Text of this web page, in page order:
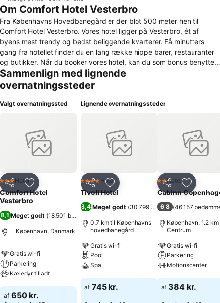
Om Comfort Hotel Vesterbro
Fra Københavns Hovedbanegård er der blot 500 meter hen til
Comfort Hotel Vesterbro. Vores hotel ligger på Vesterbro, ét af
byens mest trendy og bedst beliggende kvarterer. Få minutters
gang fra hotellet finder du en lang række hippe barer, restauranter
og butikker. Når du booker vores hotel, kan du som bonus benytte
vores trådløse internet uden ekstra omkostninger, og vi inkluderer
også økologisk kaffe i prisen. Københavns mest trendy bydel
Comfort Hotel Vesterbro ligger på Vesterbrogade i Københavns mest
trendy bydel, Vesterbro. Nedslidte 60’er-boliger prægede tidligere
små torve, og er du til shopping i København, skal du helt sikkert
forbi Vesterbro.
Sammenlign med lignende
overnatningssteder
Valgt overnatningssted
Del Føj til favoritter
3 Stjerner
Hotel
Comfort Hotel
Vesterbro
8,1 Meget godt (18.501 bedømmelser
København, Danmark
Gratis wi-fi
Parkering
Kæledyr tilladt
Se priser
af 650 kr.
Lignende overnatningssteder
Del Føj til favoritter
4 StjernerHotel
Tivoli Hotel
8,4 Meget godt (30.799 bedømmelser)
0.7 km til Københavns
hovedbanegård
Gratis wi-fi
Pool
Spa
Se priser
af 745 kr.
Del Føj til
2 Stjerner
Hotel
Cabinn
6,8 (46.157
København, 1.2
Centrum
Gratis wi-fi
Parkering
Motionscenter
Se priser
af 384 kr.